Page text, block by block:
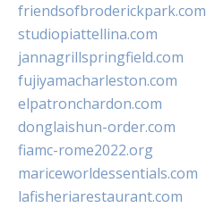
friendsofbroderickpark.com
studiopiattellina.com
jannagrillspringfield.com
fujiyamacharleston.com
elpatronchardon.com
donglaishun-order.com
fiamc-rome2022.org
mariceworldessentials.com
lafisheriarestaurant.com